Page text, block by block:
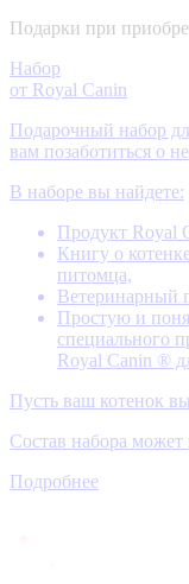
Подарки при
Набор
от Royal Canin
Подарочный набор
вам позаботиться о
В наборе вы найдете:
Продукт Royal
Книгу о
питомца,
Ветеринарный
Простую и
специального
Royal Canin ®
Пусть ваш котенок
Состав набора может
Подробнее